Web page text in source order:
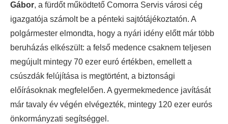
Gábor, a fürdőt működtető Comorra Servis városi cég
igazgatója számolt be a pénteki sajtótájékoztatón. A
polgármester elmondta, hogy a nyári idény előtt már több
beruházás elkészült: a felső medence csaknem teljesen
megújult mintegy 70 ezer euró értékben, emellett a
csúszdák felújítása is megtörtént, a biztonsági
előírásoknak megfelelően. A gyermekmedence javítását
már tavaly év végén elvégezték, mintegy 120 ezer eurós
önkormányzati segítséggel.